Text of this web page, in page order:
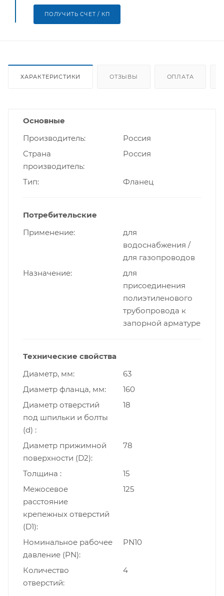
ПОЛУЧИТЬ СЧЕТ / КП
ХАРАКТЕРИСТИКИ ОТЗЫВЫ ОПЛАТА
Основные
Производитель
Россия
Страна
производитель
Россия
Тип Фланец
Потребительские
Применение
для
водоснабжения /
для газопроводов
Назначение
для
присоединения
полиэтиленового
трубопровода к
запорной арматуре
Технические свойства
Диаметр, мм
63
Диаметр фланца, мм
160
Диаметр отверстий
под шпильки и болты
(d)
18
Диаметр прижимной
поверхности (D2)
78
Толщина
15
Межосевое
расстояние
крепежных отверстий
(D1)
125
Номинальное рабочее
давление (PN)
PN10
Количество
отверстий
4